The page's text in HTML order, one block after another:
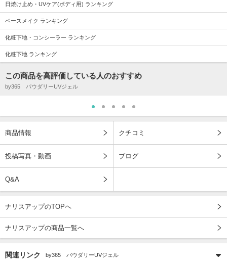
日焼け止め・UVケア(ボディ用) ランキング
ベースメイク ランキング
化粧下地・コンシーラー ランキング
化粧下地 ランキング
この商品を高評価している人のおすすめ
by365 パウダリーUVジェル
商品情報 クチコミ
投稿写真・動画 ブログ
Q&A
ナリスアップのTOPへ
ナリスアップの商品一覧へ
関連リンク by365 パウダリーUVジェル